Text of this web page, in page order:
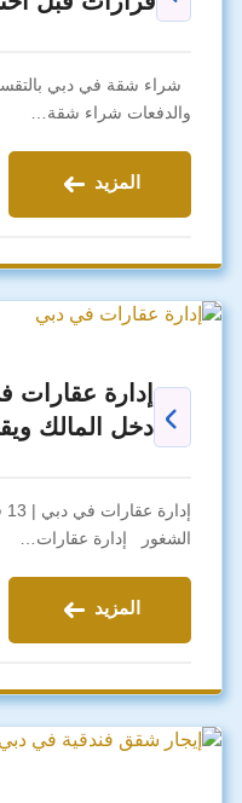
والدفعات شراء شقة…
المزيد
دخل المالك
الشغور إدارة عقارات…
المزيد